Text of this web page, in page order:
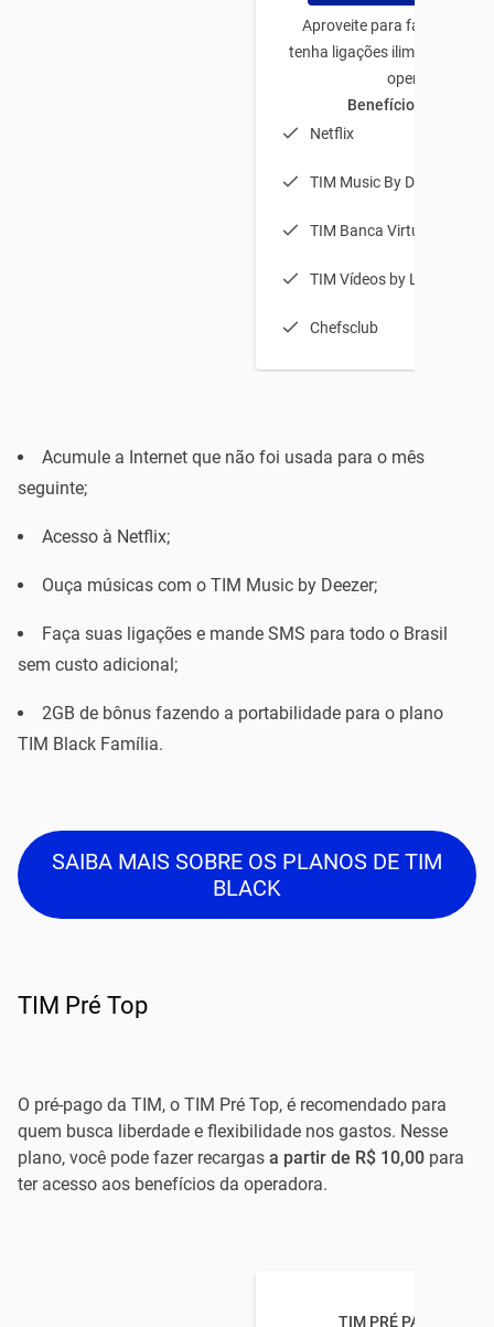
Aproveite para fazer plano
tenha ligações ilimitadas
operadora
Benefícios
Netflix
TIM Music By Deezer
TIM Banca Virtual
TIM Vídeos by Looke
Chefsclub
Acumule a Internet que não foi usada para o mês
seguinte;
Acesso à Netflix;
Ouça músicas com o TIM Music by Deezer;
Faça suas ligações e mande SMS para todo o Brasil
sem custo adicional;
2GB de bônus fazendo a portabilidade para o plano
TIM Black Família.
SAIBA MAIS SOBRE OS PLANOS DE TIM
BLACK
TIM Pré Top
O pré-pago da TIM, o TIM Pré Top, é recomendado para
quem busca liberdade e flexibilidade nos gastos. Nesse
plano, você pode fazer recargas a partir de R$ 10,00 para
ter acesso aos benefícios da operadora.
TIM PRÉ PAGO